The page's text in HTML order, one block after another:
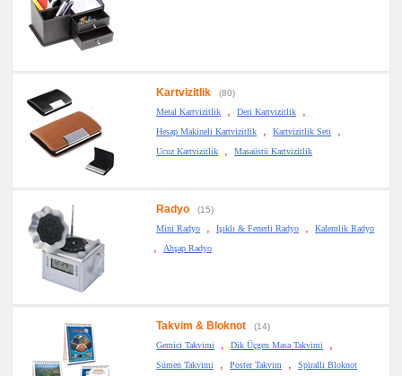
Kartvizitlik
(80)
Metal Kartvizitlik
, Deri Kartvizitlik ,
Hesap Makineli Kartvizitlik , Kartvizitlik Seti ,
Ucuz Kartvizitlik , Masaüstü Kartvizitlik
Radyo
(15)
Mini Radyo
, Işıklı & Fenerli Radyo , Kalemlik Radyo
, Ahşap Radyo
Takvim & Bloknot
(14)
Gemici Takvimi
, Dik Üçgen Masa Takvimi ,
Sümen Takvimi , Poster Takvim , Spiralli Bloknot